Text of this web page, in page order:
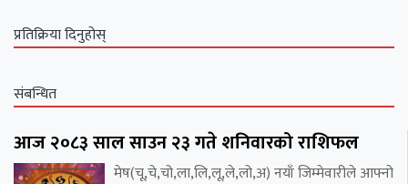
प्रतिक्रिया दिनुहोस्
संबन्धित
आज २०८३ साल साउन २३ गते शनिवारको राशिफल
मेष(चू,चे,चो,ला,लि,लू,ले,लो,अ) नयाँ जिम्मेवारीले आफ्नो